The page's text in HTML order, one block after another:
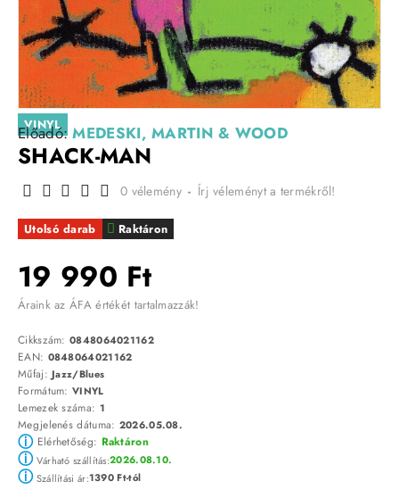
VINYL
Előadó:MEDESKI, MARTIN & WOOD
SHACK-MAN
Raktáron
Utolsó darab
0 vélemény - Írj véleményt a termékről!
19 990 Ft
Áraink az ÁFA értékét tartalmazzák!
Cikkszám: 0848064021162
EAN: 0848064021162
Műfaj:Jazz/Blues
Formátum: VINYL
Lemezek száma: 1
Megjelenés dátuma: 2026.05.08.
ⓘElérhetőség: Raktáron
ⓘVárható szállítás:2026.08.10.
ⓘSzállítási ár:1390 Ft-tól